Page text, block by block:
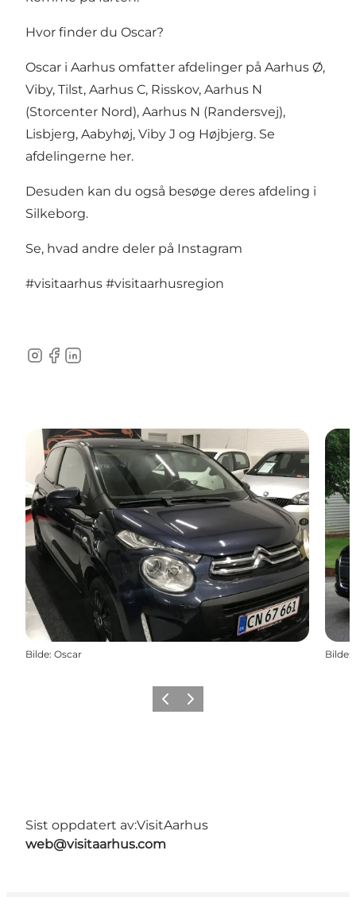
Hvor finder du Oscar?
Oscar i Aarhus omfatter afdelinger på Aarhus Ø,
Viby, Tilst, Aarhus C, Risskov, Aarhus N
(Storcenter Nord), Aarhus N (Randersvej),
Lisbjerg, Aabyhøj, Viby J og Højbjerg. Se
afdelingerne her.
Desuden kan du også besøge deres afdeling i
Silkeborg.
Se, hvad andre deler på Instagram
#visitaarhus #visitaarhusregion
Instagram
Facebook
LinkedIn
Bilde: Oscar Bilde:
ForrigeNeste
Sist oppdatert av:VisitAarhus
web@visitaarhus.com